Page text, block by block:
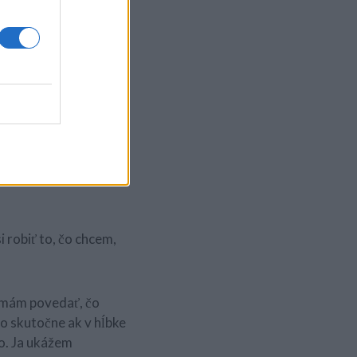
požierať
Nestrácajte čas.
kam sa môžete
štádiu, máme
robiť to, čo chcem,
povedať, čo
skutočne ak v hĺbke
Ja ukážem